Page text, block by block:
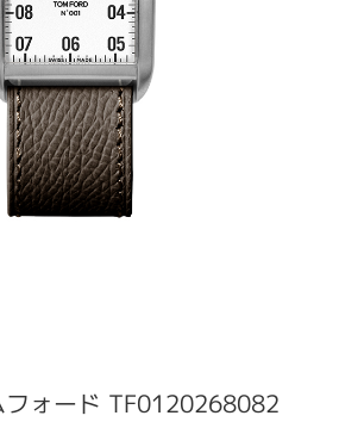
フォード TF0120268082